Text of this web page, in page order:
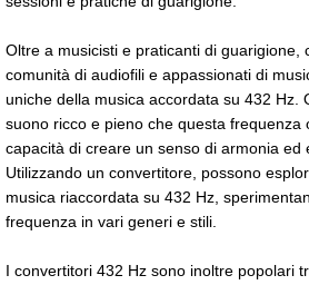
Oltre a musicisti e praticanti di guarigione,
comunità di audiofili e appassionati di
uniche della musica accordata su 432 Hz.
suono ricco e pieno che questa frequenza
capacità di creare un senso di armonia ed
Utilizzando un convertitore, possono
musica riaccordata su 432 Hz,
frequenza in vari generi e stili.
I convertitori 432 Hz sono inoltre popolari